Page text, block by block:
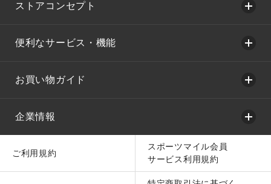
ストアコンセプト
便利なサービス・機能
お買い物ガイド
企業情報
ご利用規約
スポーツマイル会員
サービス利用規約